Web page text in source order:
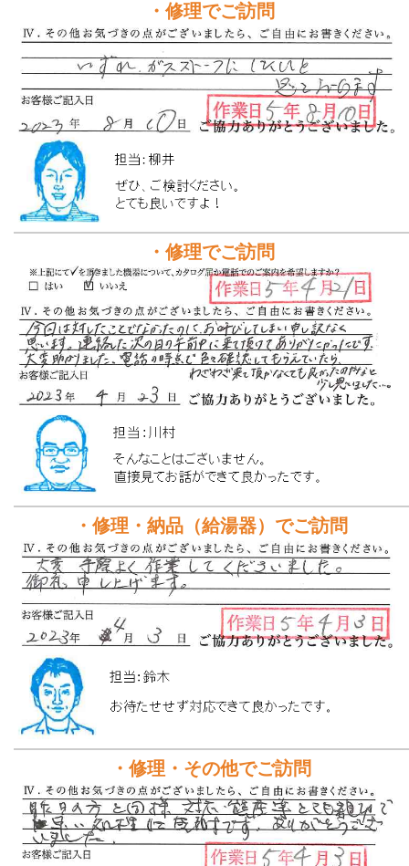
・修理でご訪問
・修理でご訪問
・修理・納品（給湯器）でご訪問
・修理・その他でご訪問